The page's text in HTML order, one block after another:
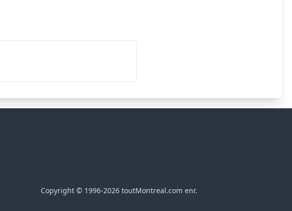
Copyright © 1996-2026 toutMontreal.com enr.